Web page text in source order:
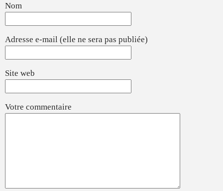
Nom
Adresse e-mail (elle ne sera pas publiée)
Site web
Votre commentaire